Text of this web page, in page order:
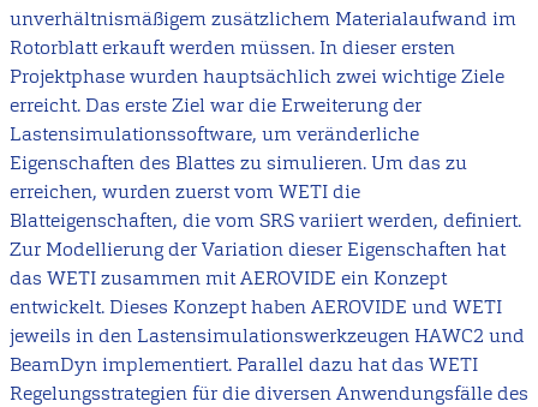
unverhältnismäßigem zusätzlichem Materialaufwand im
Rotorblatt erkauft werden müssen. In dieser ersten
Projektphase wurden hauptsächlich zwei wichtige Ziele
erreicht. Das erste Ziel war die Erweiterung der
Lastensimulationssoftware, um veränderliche
Eigenschaften des Blattes zu simulieren. Um das zu
erreichen, wurden zuerst vom WETI die
Blatteigenschaften, die vom SRS variiert werden, definiert.
Zur Modellierung der Variation dieser Eigenschaften hat
das WETI zusammen mit AEROVIDE ein Konzept
entwickelt. Dieses Konzept haben AEROVIDE und WETI
jeweils in den Lastensimulationswerkzeugen HAWC2 und
BeamDyn implementiert. Parallel dazu hat das WETI
Regelungsstrategien für die diversen Anwendungsfälle des